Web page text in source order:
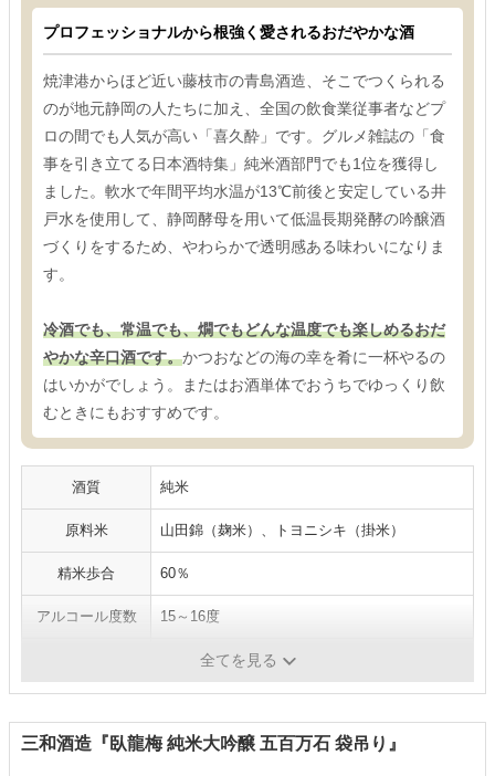
プロフェッショナルから根強く愛されるおだやかな酒
焼津港からほど近い藤枝市の青島酒造、そこでつくられる
のが地元静岡の人たちに加え、全国の飲食業従事者などプ
ロの間でも人気が高い「喜久酔」です。グルメ雑誌の「食
事を引き立てる日本酒特集」純米酒部門でも1位を獲得し
ました。軟水で年間平均水温が13℃前後と安定している井
戸水を使用して、静岡酵母を用いて低温長期発酵の吟醸酒
づくりをするため、やわらかで透明感ある味わいになりま
す。
冷酒でも、常温でも、燗でもどんな温度でも楽しめるおだ
やかな辛口酒です。かつおなどの海の幸を肴に一杯やるの
はいかがでしょう。またはお酒単体でおうちでゆっくり飲
むときにもおすすめです。
酒質 純米
原料米 山田錦（麹米）、トヨニシキ（掛米）
精米歩合 60％
アルコール度数 15～16度
1800ml全てを見る
三和酒造『臥龍梅 純米大吟醸 五百万石 袋吊り』